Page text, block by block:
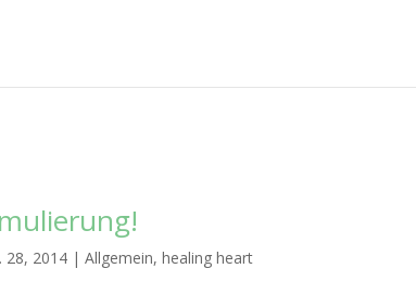
28, 2014 | Allgemein, healing heart